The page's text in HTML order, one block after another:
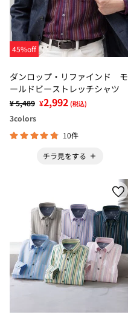
45%off
ダンロップ・リファインド モ
ールドビーストレッチシャツ
¥ 5,489 ¥2,992 (税込)
3colors
10件
チラ見をする